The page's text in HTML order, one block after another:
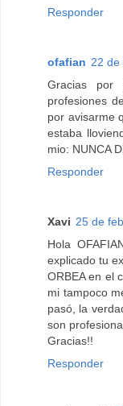
Responder
ofafian 22 de
Gracias
profesiones
por avisarme
estaba
mio: NUNCA
Responder
Xavi 25 de
Hola
explicado tu
ORBEA en el
mi tampoco
pasó, la
son
Gracias!!
Responder